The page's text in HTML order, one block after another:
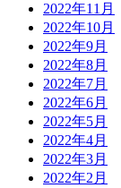
2022年11月
2022年10月
2022年9月
2022年8月
2022年7月
2022年6月
2022年5月
2022年4月
2022年3月
2022年2月